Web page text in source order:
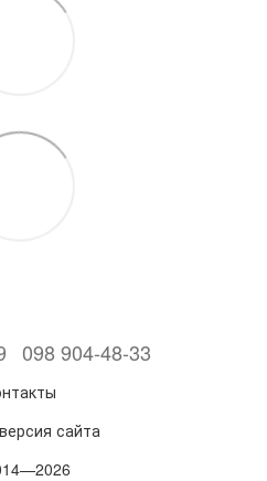
098 904-48-33
сайта